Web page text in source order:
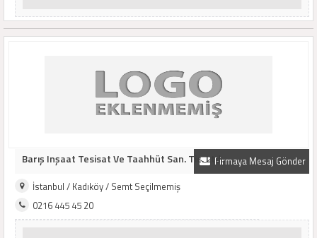
Firmaya Mesaj Gönder
Barış Inşaat Tesisat Ve Taahhüt San. Tic. Ltd..
İstanbul / Kadıköy / Semt Seçilmemiş
0216 445 45 20